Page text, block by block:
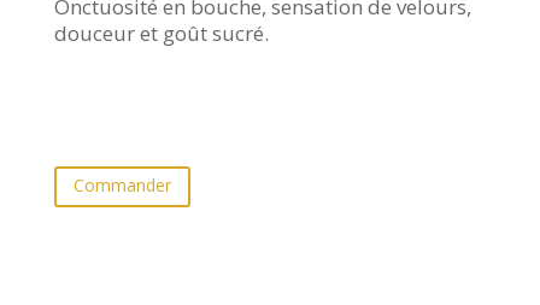
Onctuosité en bouche, sensation de velours,
douceur et goût sucré.
Commander